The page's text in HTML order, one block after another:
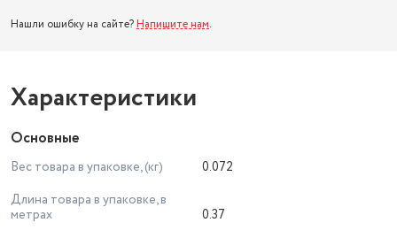
Нашли ошибку на сайте? Напишите нам.
Характеристики
Основные
Вес товара в упаковке, (кг)
0.072
Длина товара в упаковке, в
метрах
0.37